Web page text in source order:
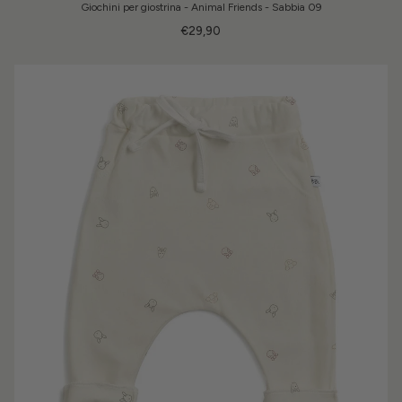
Giochini per giostrina - Animal Friends - Sabbia 09
€29,90